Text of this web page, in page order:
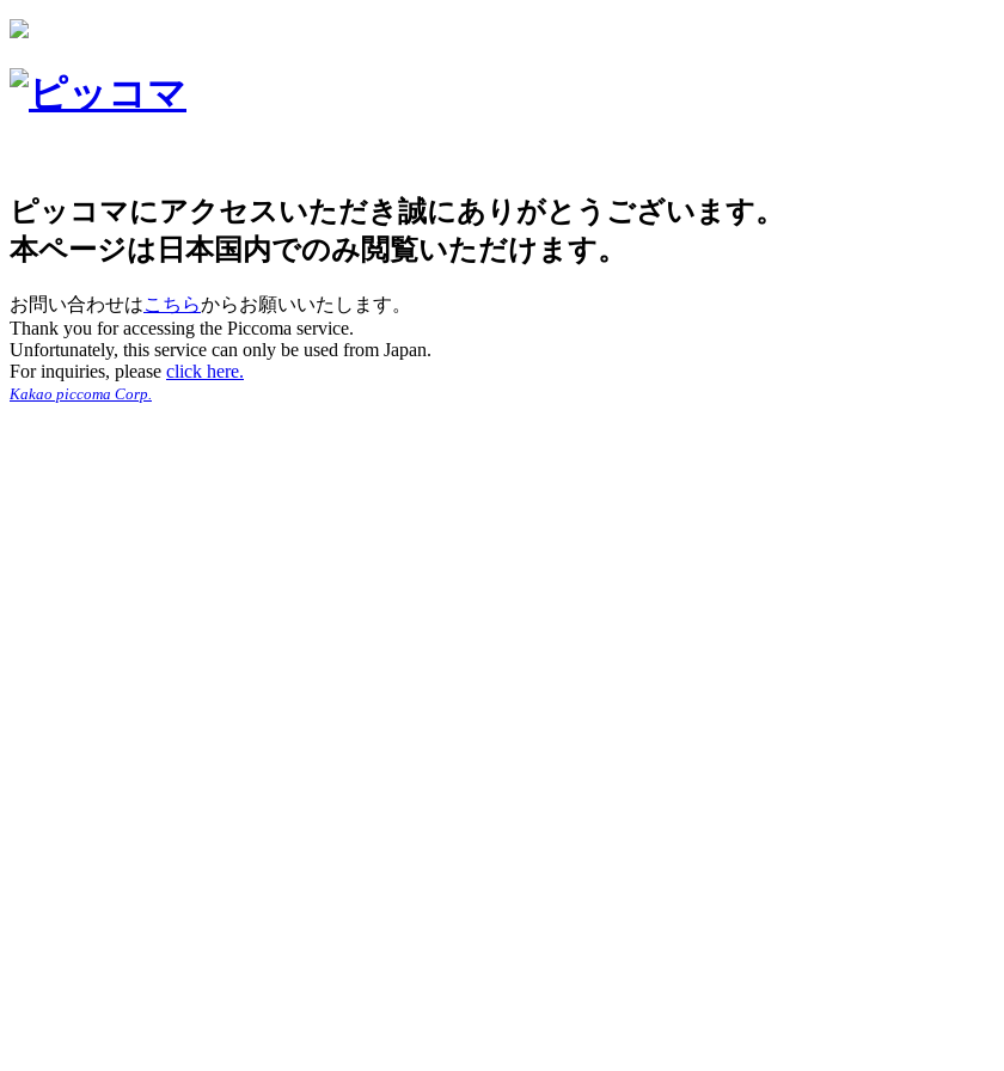
ピッコマにアクセスいただき誠にありがとうございます。
本ページは日本国内でのみ閲覧いただけます。
お問い合わせはこちらからお願いいたします。
Thank you for accessing the Piccoma service.
Unfortunately, this service can only be used from Japan.
For inquiries, please click here.
Kakao piccoma Corp.